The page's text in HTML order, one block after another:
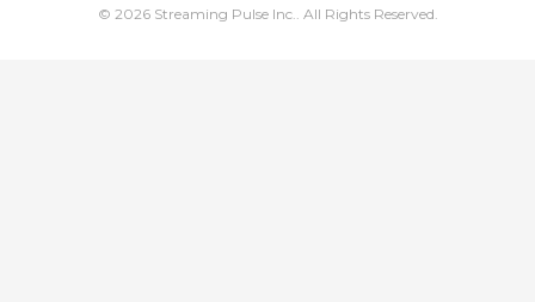
© 2026 Streaming Pulse Inc.. All Rights Reserved.